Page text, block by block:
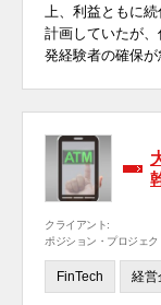
上、利益ともに
計画していたが
発経験者の確保
クライアント:
ポジション・プロジェク
FinTech 経営